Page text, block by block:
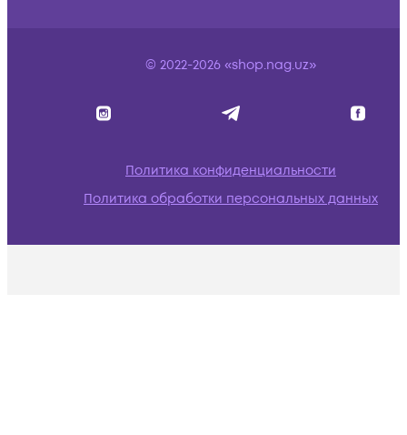
© 2022-2026 «shop.nag.uz»
Политика конфиденциальности
Политика обработки персональных данных